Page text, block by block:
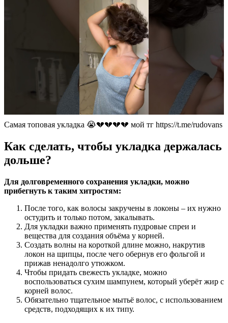
Самая топовая укладка 😭💔💔💔💔 мой тг https://t.me/rudovans
Как сделать, чтобы укладка держалась
дольше?
Для долговременного сохранения укладки, можно
прибегнуть к таким хитростям:
После того, как волосы закручены в локоны – их нужно
остудить и только потом, закалывать.
Для укладки важно применять пудровые спреи и
вещества для создания объёма у корней.
Создать волны на короткой длине можно, накрутив
локон на щипцы, после чего обернув его фольгой и
прижав ненадолго утюжком.
Чтобы придать свежесть укладке, можно
воспользоваться сухим шампунем, который уберёт жир с
корней волос.
Обязательно тщательное мытьё волос, с использованием
средств, подходящих к их типу.